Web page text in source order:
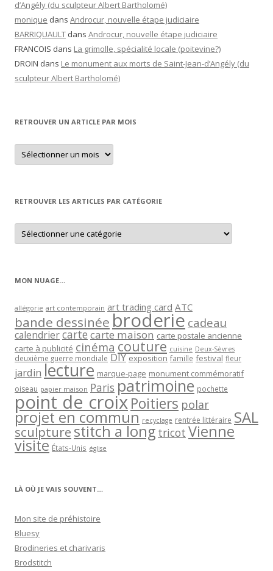
d’Angély (du sculpteur Albert Bartholomé)
monique dans Androcur, nouvelle étape judiciaire
BARRIQUAULT dans Androcur, nouvelle étape judiciaire
FRANCOIS dans La grimolle, spécialité locale (poitevine?)
DROIN dans Le monument aux morts de Saint-Jean-d’Angély (du
sculpteur Albert Bartholomé)
RETROUVER UN ARTICLE PAR MOIS
Retrouver
un
article
RETROUVER LES ARTICLES PAR CATÉGORIE
Retrouver
les
articles
MON NUAGE…
allégorie art contemporain art trading card ATC
bande dessinée broderie cadeau
calendriercartecarte maison carte postale ancienne
carte à publicité cinéma couture cuisine Deux-Sèvres
deuxième guerre mondiale DIY exposition famille festival fleur
jardin lecture marque-page monument commémoratif
oiseau papier maison Paris patrimoine pochette
point de croixPoitiers polar
projet en commun recyclage rentrée littéraire SAL
sculpturestitch a long tricot Vienne
visite États-Unis église
LÀ OÙ JE VAIS SOUVENT…
Mon site de préhistoire
Bluesy
Brodineries et charivaris
Brodstitch